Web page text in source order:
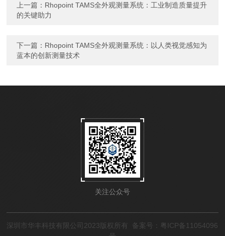
上一篇： Rhopoint TAMS全外观测量系统：工业制造质量提升
的关键助力
下一篇： Rhopoint TAMS全外观测量系统：以人类视觉感知为
蓝本的创新测量技术
关注公众号
深圳市华丰科技有限公司2023版权所有 备案号：粤ICP备11054096